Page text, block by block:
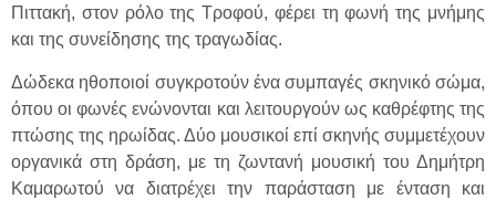
Πιττακή, στον ρόλο της Τροφού, φέρει τη φωνή της μνήμης
και της συνείδησης της τραγωδίας.
Δώδεκα ηθοποιοί συγκροτούν ένα συμπαγές σκηνικό σώμα,
όπου οι φωνές ενώνονται και λειτουργούν ως καθρέφτης της
πτώσης της ηρωίδας. Δύο μουσικοί επί σκηνής συμμετέχουν
οργανικά στη δράση, με τη ζωντανή μουσική του Δημήτρη
Καμαρωτού να διατρέχει την παράσταση με ένταση και